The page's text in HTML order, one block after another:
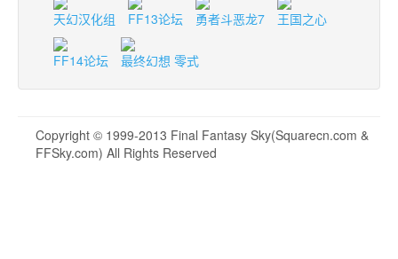
天幻汉化组 FF13论坛 勇者斗恶龙7 王国之心
FF14论坛 最终幻想 零式
Copyright © 1999-2013 Final Fantasy Sky(Squarecn.com &
FFSky.com) All Rights Reserved